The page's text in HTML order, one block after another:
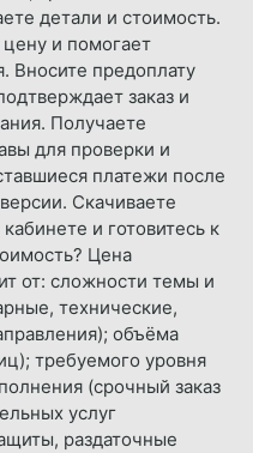
детали и стоимость.
и помогает
Вносите предоплату
заказ и
Получаете
для проверки и
платежи после
Скачиваете
и готовитесь к
Цена
от: сложности темы и
технические,
объёма
требуемого уровня
(срочный заказ
услуг
раздаточные